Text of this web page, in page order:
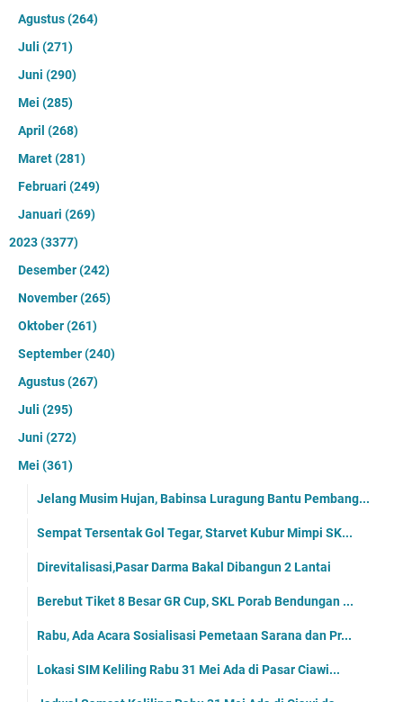
Agustus(264)
Juli (271)
Juni (290)
Mei (285)
April (268)
Maret(281)
Februari (249)
Januari (269)
2023(3377)
Desember(242)
November(265)
Oktober(261)
September(240)
Agustus(267)
Juli (295)
Juni (272)
Mei (361)
Jelang Musim Hujan, Babinsa Luragung Bantu Pembang...
Sempat Tersentak Gol Tegar, Starvet Kubur Mimpi SK...
Direvitalisasi,Pasar Darma Bakal Dibangun 2 Lantai
Berebut Tiket 8 Besar GR Cup, SKL Porab Bendungan ...
Rabu, Ada Acara Sosialisasi Pemetaan Sarana dan Pr...
Lokasi SIM Keliling Rabu 31 Mei Ada di Pasar Ciawi...